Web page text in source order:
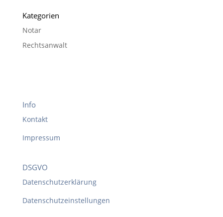
Kategorien
Notar
Rechtsanwalt
Info
Kontakt
Impressum
DSGVO
Datenschutzerklärung
Datenschutzeinstellungen